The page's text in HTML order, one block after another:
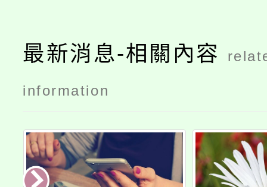
最新消息-相關內容
information